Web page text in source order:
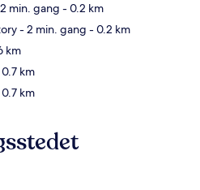
min. gang - 0.2 km
- 2 min. gang - 0.2 km
km
km
km